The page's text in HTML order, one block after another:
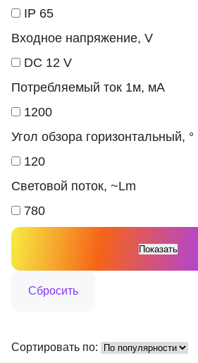
IP 65
Входное напряжение, V
DC 12 V
Потребляемый ток 1м, мА
1200
Угол обзора горизонтальный, °
120
Световой поток, ~Lm
780
Сортировать по: